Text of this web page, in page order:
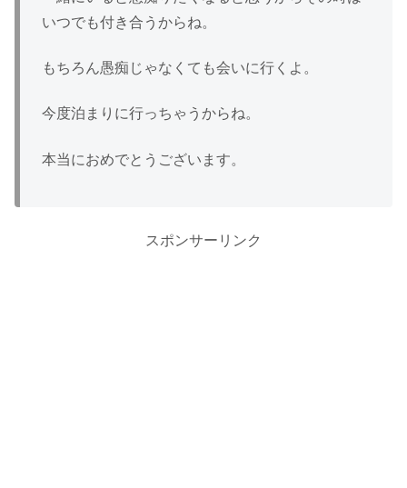
いつでも付き合うからね。
もちろん愚痴じゃなくても会いに行くよ。
今度泊まりに行っちゃうからね。
本当におめでとうございます。
スポンサーリンク